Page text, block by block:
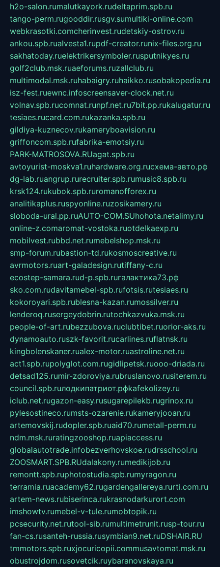
h2o-salon.rumalutkayork.rudeltaprim.spb.ru
tango-perm.rugooddir.rusgv.sumultiki-online.com
webkrasotki.comcherinvest.rudetskiy-ostrov.ru
ankou.spb.rualvesta1.rupdf-creator.runix-files.org.ru
sakhatoday.ruelektrikersymboler.rusputnikyes.ru
golf2club.msk.ruaeforums.ruzallclub.ru
multimodal.msk.ruhabaigry.ruhaikko.rusobakopedia.ru
isz-fest.ruewnc.infoscreensaver-clock.net.ru
volnav.spb.rucomnat.runpf.net.ru7bit.pp.rukalugatur.ru
tesiaes.rucard.com.rukazanka.spb.ru
gildiya-kuznecov.rukameryboavision.ru
griffoncom.spb.rufabrika-emotsiy.ru
PARK-MATROSOVA.RUagat.spb.ru
avtoyurist-moskva1.ruhardware.org.ruсхема-авто.рф
dg-lab.ruangrup.rurecruiter.spb.rumusic8.spb.ru
krsk124.rukubok.spb.ruromanofforex.ru
analitikaplus.ruspyonline.ruzosikamery.ru
sloboda-ural.pp.ruAUTO-COM.SUhohota.netalimy.ru
online-z.comaromat-vostoka.ruotdelkaexp.ru
mobilvest.rubbd.net.rumebelshop.msk.ru
smp-forum.rubastion-td.rukosmoscreative.ru
avrmotors.ruart-galadesign.rutiffany-c.ru
ecostep-samara.rud-p.spb.ruгалактика73.рф
sko.com.rudavitamebel-spb.rufotsis.rutesiaes.ru
kokoroyari.spb.rublesna-kazan.rumossilver.ru
lenderoq.rusergeydobrin.rutochkazvuka.msk.ru
people-of-art.rubezzubova.ruclubtibet.ruorior-aks.ru
dynamoauto.ruszk-favorit.rucarlines.ruflatnsk.ru
kingbolenskaner.rualex-motor.ruastroline.net.ru
act1.spb.rupolyglot.com.rugidlipetsk.ruooo-driada.ru
detsad125.rumir-zdoroviya.rubruslanovo.rusiterem.ru
council.spb.ruлодкипатриот.рфkafekolizey.ru
iclub.net.rugazon-easy.rusugarepilekb.rugrinox.ru
pylesostineco.rumsts-ozarenie.rukameryjooan.ru
artemovskij.rudopler.spb.ruaid70.rumetall-perm.ru
ndm.msk.ruratingzooshop.ruapiaccess.ru
globalautotrade.infobezverhovskoe.rudrsschool.ru
ZOOSMART.SPB.RUdalakony.rumedikijob.ru
remontt.spb.ruphotostudia.spb.rumyragon.ru
terramia.ruacademy62.rugardengallereya.rurti.com.ru
artem-news.rubiserinca.rukrasnodarkurort.com
imshowtv.rumebel-v-tule.rumobtopik.ru
pcsecurity.net.rutool-sib.rumultimetrunit.rusp-tour.ru
fan-cs.rusanteh-russia.rusymbian9.net.ruDSHAIR.RU
tmmotors.spb.ruxjocuricopii.commusavtomat.msk.ru
obustrojdom.rusovetcik.ruybaranovskaya.ru